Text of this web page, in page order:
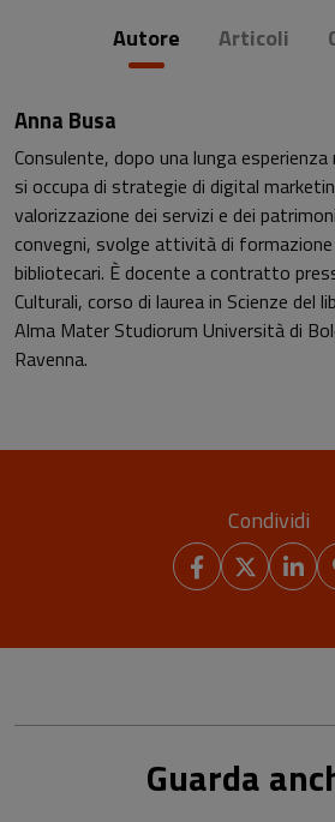
Autore Articoli
Anna Busa
Consulente, dopo una lunga
si occupa di strategie di digital
valorizzazione dei servizi e dei
convegni, svolge attività di
bibliotecari. È docente a contratto
Culturali, corso di laurea in Scienze del
Alma Mater Studiorum Università di
Ravenna.
Condividi
Guarda